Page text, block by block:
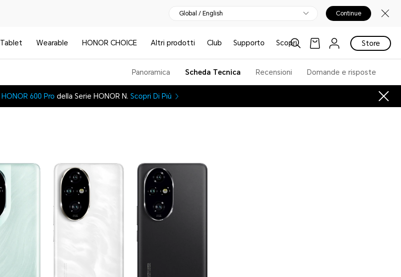
Global / English Continue
Tablet Wearable HONOR CHOICE Altri prodotti Club Supporto Scopri Store
Panoramica Scheda Tecnica Recensioni Domande e risposte
HONOR 600 Pro della Serie HONOR N. Scopri Di Più